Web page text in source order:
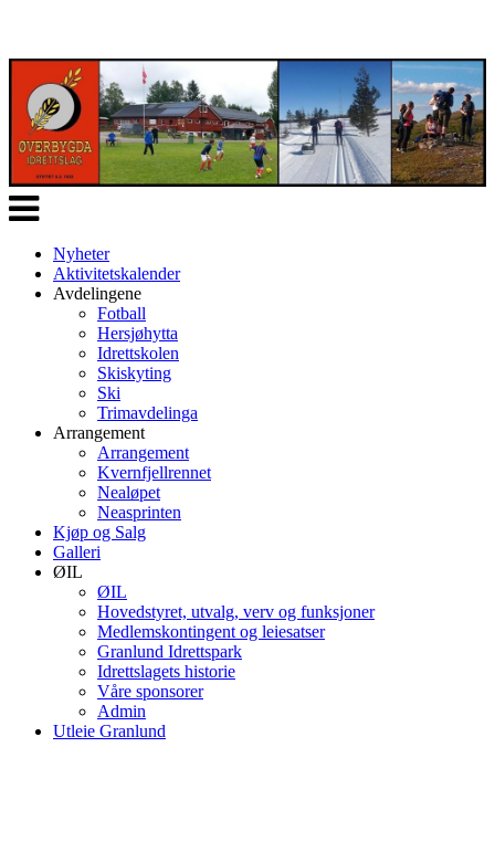
Veksle
navigasjon
Nyheter
Aktivitetskalender
Avdelingene
Fotball
Hersjøhytta
Idrettskolen
Skiskyting
Ski
Trimavdelinga
Arrangement
Arrangement
Kvernfjellrennet
Nealøpet
Neasprinten
Kjøp og Salg
Galleri
ØIL
ØIL
Hovedstyret, utvalg, verv og funksjoner
Medlemskontingent og leiesatser
Granlund Idrettspark
Idrettslagets historie
Våre sponsorer
Admin
Utleie Granlund